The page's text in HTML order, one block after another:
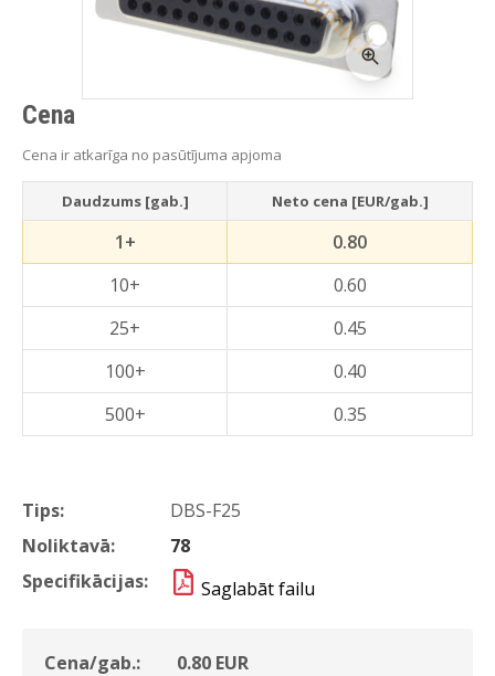
Tips:
DBS-F25
Noliktavā:
78
Specifikācijas:
Saglabāt failu
Cena/gab.: 0.80 EUR
Cena
Cena ir atkarīga no pasūtījuma apjoma
Daudzums [gab.] Neto cena [EUR/gab.]
1+
0.80
10+
0.60
25+
0.45
100+
0.40
500+
0.35